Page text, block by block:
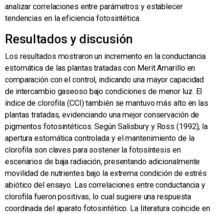
analizar correlaciones entre parámetros y establecer
tendencias en la eficiencia fotosintética.
Resultados y discusión
Los resultados mostraron un incremento en la conductancia
estomática de las plantas tratadas con Merit Amarillo en
comparación con el control, indicando una mayor capacidad
de intercambio gaseoso bajo condiciones de menor luz. El
índice de clorofila (CCI) también se mantuvo más alto en las
plantas tratadas, evidenciando una mejor conservación de
pigmentos fotosintéticos. Según Salisbury y Ross (1992), la
apertura estomática controlada y el mantenimiento de la
clorofila son claves para sostener la fotosíntesis en
escenarios de baja radiación, presentando adicionalmente
movilidad de nutrientes bajo la extrema condición de estrés
abiótico del ensayo. Las correlaciones entre conductancia y
clorofila fueron positivas, lo cual sugiere una respuesta
coordinada del aparato fotosintético. La literatura coincide en